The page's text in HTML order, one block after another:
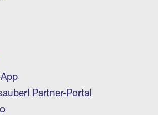
Partner-Portal